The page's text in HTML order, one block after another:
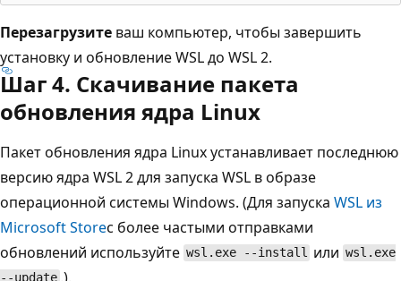
Перезагрузите ваш компьютер, чтобы завершить
установку и обновление WSL до WSL 2.
Шаг 4. Скачивание пакета
обновления ядра Linux
Пакет обновления ядра Linux устанавливает последнюю
версию ядра WSL 2для запуска WSL в образе
операционной системы Windows. (Для запуска WSL из
Microsoft Storeс более частыми отправками
обновлений используйте wsl.exe --install или wsl.exe
--update .).